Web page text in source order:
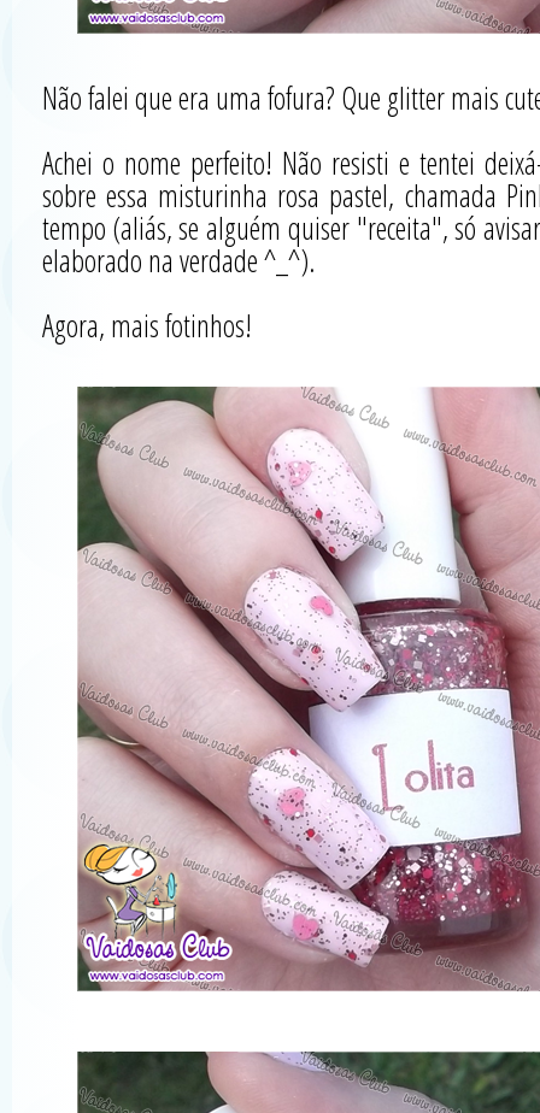
Não falei que era uma fofura? Que glitter mais
Achei o nome perfeito! Não resisti e tentei
sobre essa misturinha rosa pastel, chamada
tempo (aliás, se alguém quiser "receita", só
elaborado na verdade ^_^).
Agora, mais fotinhos!